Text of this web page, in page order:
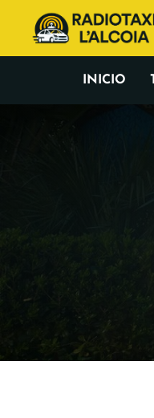
INICIO